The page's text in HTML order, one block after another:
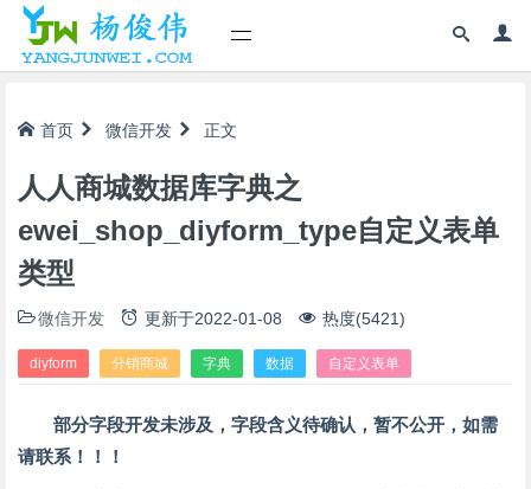
首页 微信开发 正文
人人商城数据库字典之
ewei_shop_diyform_type自定义表单
类型
微信开发 更新于2022-01-08 热度(5421)
diyform 分销商城 字典 数据 自定义表单
部分字段开发未涉及，字段含义待确认，暂不公开，如需
请联系！！！